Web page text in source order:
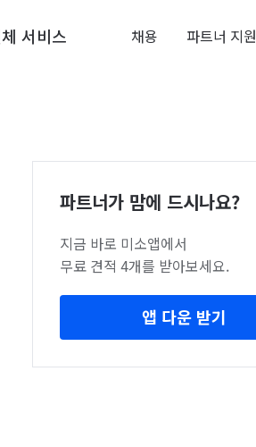
서비스 채용 파트너 지원
파트너가 맘에 드시나요?
지금 바로 미소앱에서
무료 견적 4개를 받아보세요.
앱 다운 받기